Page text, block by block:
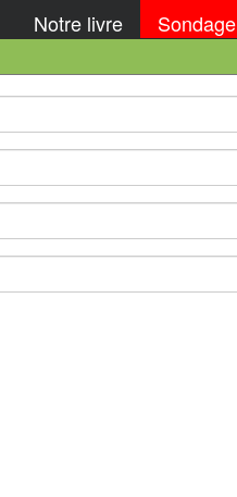
Notre livre Sondage